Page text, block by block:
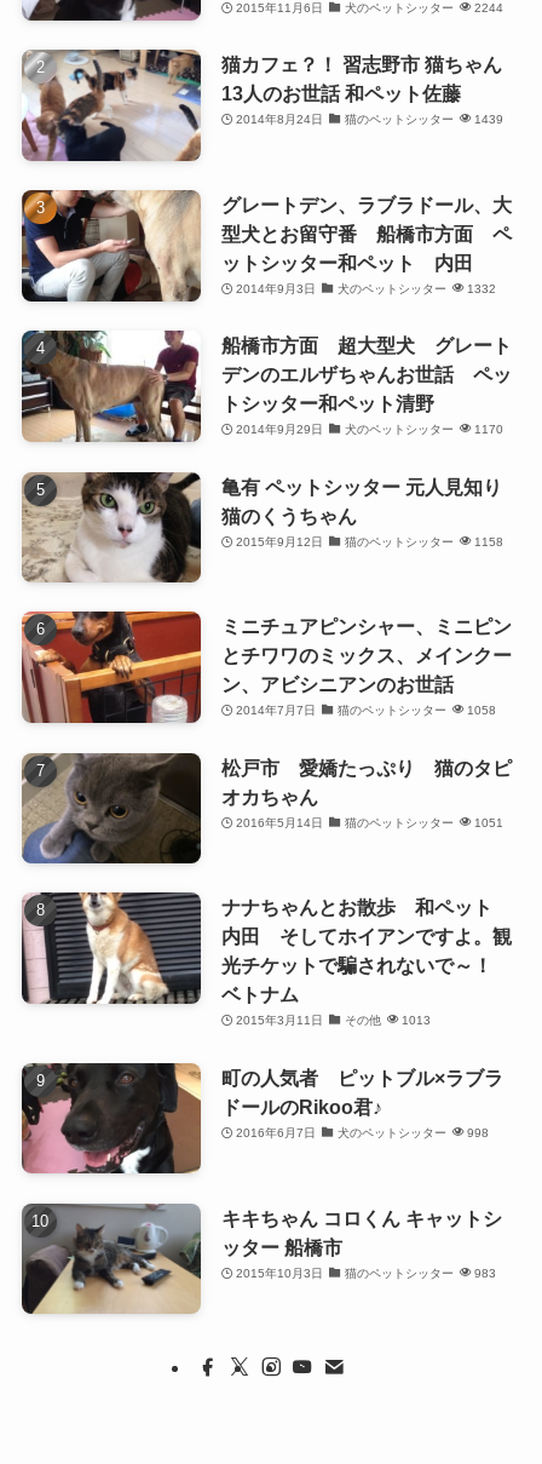
2015年11月6日 犬のペットシッター 2244
猫カフェ？！ 習志野市 猫ちゃん
13人のお世話 和ペット佐藤
2014年8月24日 猫のペットシッター 1439
グレートデン、ラブラドール、大
型犬とお留守番 船橋市方面 ペ
ットシッター和ペット 内田
2014年9月3日 犬のペットシッター 1332
船橋市方面 超大型犬 グレート
デンのエルザちゃんお世話 ペッ
トシッター和ペット清野
2014年9月29日 犬のペットシッター 1170
亀有 ペットシッター 元人見知り
猫のくうちゃん
2015年9月12日 猫のペットシッター 1158
ミニチュアピンシャー、ミニピン
とチワワのミックス、メインクー
ン、アビシニアンのお世話
2014年7月7日 猫のペットシッター 1058
松戸市 愛嬌たっぷり 猫のタピ
オカちゃん
2016年5月14日 猫のペットシッター 1051
ナナちゃんとお散歩 和ペット
内田 そしてホイアンですよ。観
光チケットで騙されないで～！
ベトナム
2015年3月11日 その他 1013
町の人気者 ピットブル×ラブラ
ドールのRikoo君♪
2016年6月7日 犬のペットシッター 998
キキちゃん コロくん キャットシ
ッター 船橋市
2015年10月3日 猫のペットシッター 983